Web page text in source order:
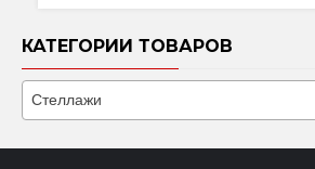
КАТЕГОРИИ ТОВАРОВ
Стеллажи